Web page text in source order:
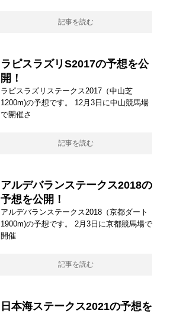
記事を読む
ラピスラズリS2017の予想を公
開！
ラピスラズリステークス2017（中山芝
1200m)の予想です。 12月3日に中山競馬場
で開催さ
記事を読む
アルデバランステークス2018の
予想を公開！
アルデバランステークス2018（京都ダート
1900m)の予想です。 2月3日に京都競馬場で
開催
記事を読む
日本海ステークス2021の予想を